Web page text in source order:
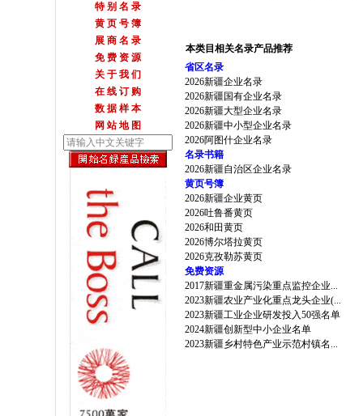
特 别 名 录
黄 页 号 簿
展 商 名 录
免 费 资 源
关 于 我 们
在 线 订 购
数 据 样 本
网 站 地 图
本类目相关名录产品推荐
省区名录
2026新疆企业名录
2026新疆国有企业名录
2026新疆大型企业名录
2026新疆中小型企业名录
2026阿图什企业名录
名录书籍
2026新疆自治区企业名录
黄页号簿
2026新疆企业黄页
2026吐鲁番黄页
2026和田黄页
2026博尔塔拉黄页
2026克孜勒苏黄页
免费资源
2017新疆重金属污染重点监控企业...
2023新疆农业产业化重点龙头企业(...
2023新疆工业企业研发投入50强名单
2024新疆创新型中小企业名单
2023新疆乡村特色产业示范村镇名...